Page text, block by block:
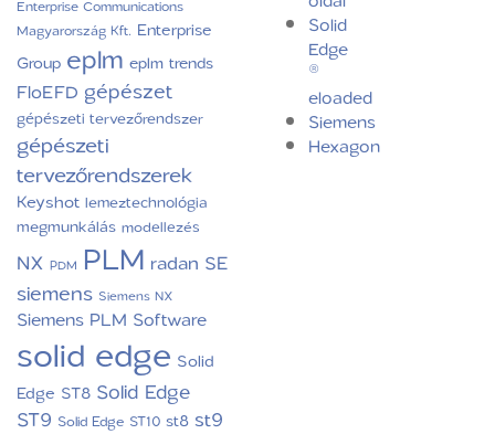
Enterprise Communications
Magyarország Kft. Enterprise
Group eplm eplm trends
FloEFD gépészet
gépészeti tervezőrendszer
gépészeti
tervezőrendszerek
Keyshot lemeztechnológia
megmunkálás modellezés
NX PDM PLM radan SE
siemens Siemens NX
Siemens PLM Software
solid edge Solid
Edge ST8 Solid Edge
ST9 Solid Edge ST10 st8 st9
Solid
Edge
®
eloaded
Siemens
Hexagon